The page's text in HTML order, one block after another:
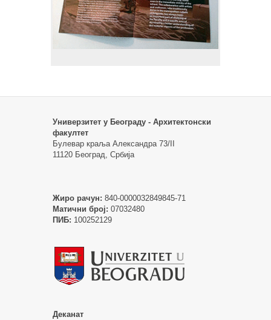
Универзитет у Београду - Архитектонски
факултет
Булевар краља Александра 73/II
11120 Београд, Србија
Жиро рачун: 840-0000032849845-71
Матични број: 07032480
ПИБ: 100252129
Деканат